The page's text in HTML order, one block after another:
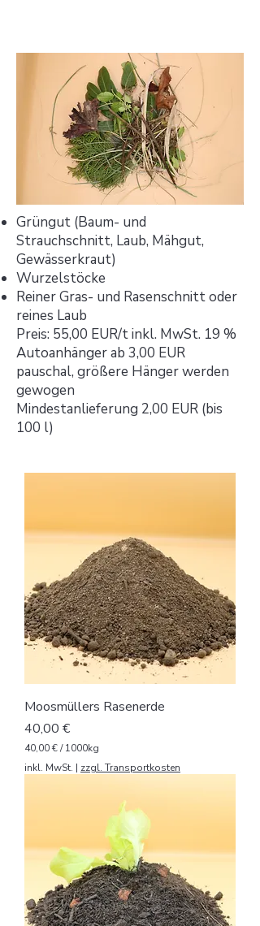
Grüngut (Baum- und
Strauchschnitt, Laub, Mähgut,
Gewässerkraut)
Wurzelstöcke
Reiner Gras- und Rasenschnitt oder
reines Laub
Preis: 55,00 EUR/t inkl. MwSt. 19 %
Autoanhänger ab 3,00 EUR
pauschal, größere Hänger werden
gewogen
Mindestanlieferung 2,00 EUR (bis
100 l)
Moosmüllers Rasenerde
Preis
40,00 €
40,00 €/1000kg
4
0
p
0
0
inkl. MwSt. | zzgl. Transportkosten